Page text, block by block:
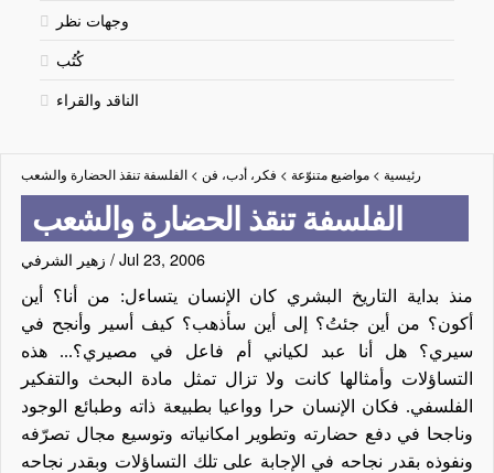
وجهات نظر
كُتُب
الناقد والقراء
رئيسية >مواضيع متنوّعة > فكر، أدب، فن >الفلسفة تنقذ الحضارة والشعب
الفلسفة تنقذ الحضارة والشعب
زهير الشرفي /Jul 23, 2006
منذ بداية التاريخ البشري كان الإنسان يتساءل: من أنا؟ أين
أكون؟ من أين جئتُ؟ إلى أين سأذهب؟ كيف أسير وأنجح في
سيري؟ هل أنا عبد لكياني أم فاعل في مصيري؟...هذه
التساؤلات وأمثالها كانت ولا تزال تمثل مادة البحث والتفكير
الفلسفي. فكان الإنسان حرا وواعيا بطبيعة ذاته وطبائع الوجود
وناجحا في دفع حضارته وتطوير امكانياته وتوسيع مجال تصرّفه
ونفوذه بقدر نجاحه في الإجابة على تلك التساؤلات وبقدر نجاحه